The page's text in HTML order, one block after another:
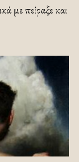
με πείραξε και